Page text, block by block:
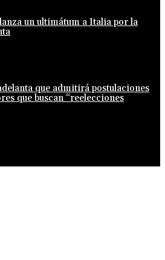
un ultimátum a Italia por la
que admitirá postulaciones
que buscan “reelecciones